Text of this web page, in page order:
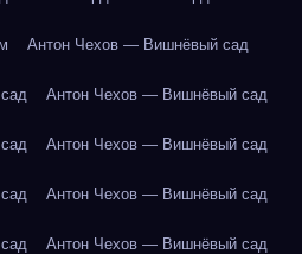
Антон Чехов — Вишнёвый сад
Антон Чехов — Вишнёвый сад
Антон Чехов — Вишнёвый сад
Антон Чехов — Вишнёвый сад
Антон Чехов — Вишнёвый сад